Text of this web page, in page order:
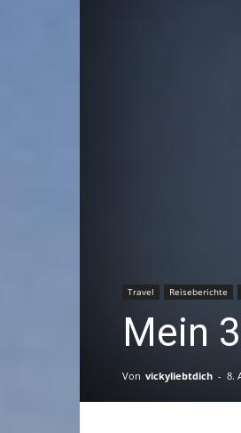
Travel Reiseberichte
Mein
Von vickyliebtdich - 8.